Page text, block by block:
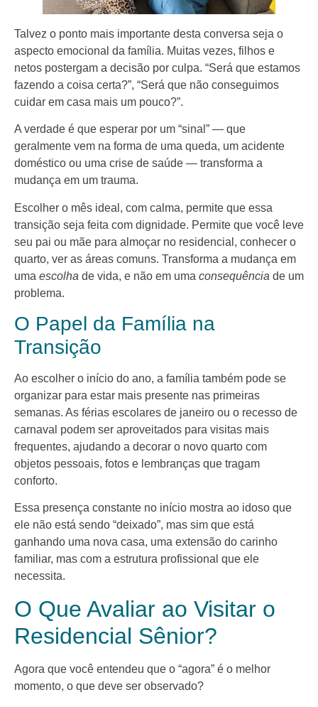
Talvez o ponto mais importante desta conversa seja o
aspecto emocional da família. Muitas vezes, filhos e
netos postergam a decisão por culpa. “Será que estamos
fazendo a coisa certa?”, “Será que não conseguimos
cuidar em casa mais um pouco?”.
A verdade é que esperar por um “sinal” — que
geralmente vem na forma de uma queda, um acidente
doméstico ou uma crise de saúde — transforma a
mudança em um trauma.
Escolher o mês ideal, com calma, permite que essa
transição seja feita com dignidade. Permite que você leve
seu pai ou mãe para almoçar no residencial, conhecer o
quarto, ver as áreas comuns. Transforma a mudança em
uma escolha de vida, e não em uma consequência de um
problema.
O Papel da Família na
Transição
Ao escolher o início do ano, a família também pode se
organizar para estar mais presente nas primeiras
semanas. As férias escolares de janeiro ou o recesso de
carnaval podem ser aproveitados para visitas mais
frequentes, ajudando a decorar o novo quarto com
objetos pessoais, fotos e lembranças que tragam
conforto.
Essa presença constante no início mostra ao idoso que
ele não está sendo “deixado”, mas sim que está
ganhando uma nova casa, uma extensão do carinho
familiar, mas com a estrutura profissional que ele
necessita.
O Que Avaliar ao Visitar o
Residencial Sênior?
Agora que você entendeu que o “agora” é o melhor
momento, o que deve ser observado?